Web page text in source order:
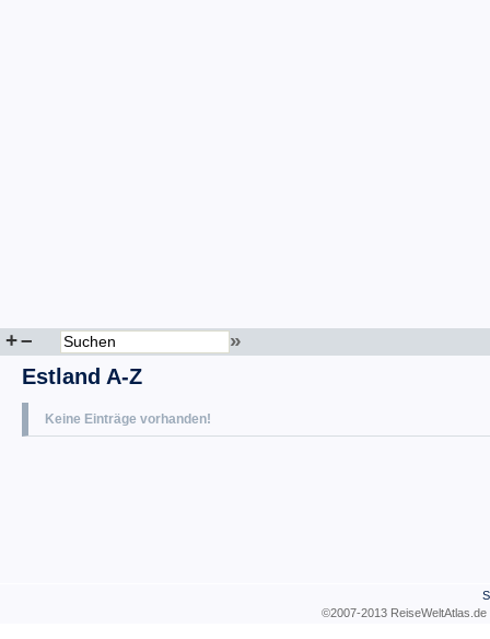
+– »
Estland A-Z
Keine Einträge vorhanden!
©2007-2013